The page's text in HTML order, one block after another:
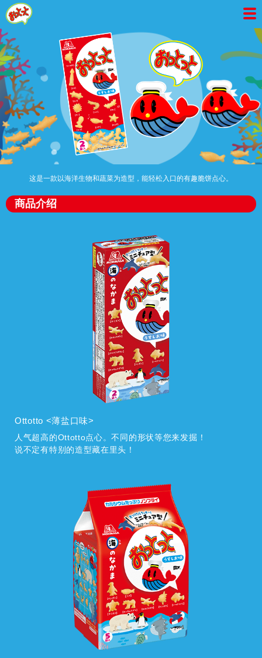
这是一款以海洋生物和蔬菜为造型，能轻松入口的有趣脆饼点心。
商品介绍
Ottotto <薄盐口味>
人气超高的Ottotto点心。不同的形状等您来发掘！
说不定有特别的造型藏在里头！